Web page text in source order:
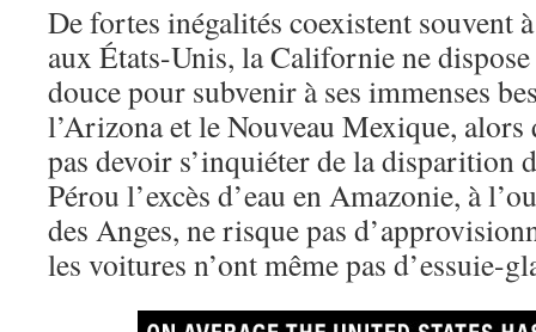
De fortes inégalités coexistent souvent
aux États-Unis, la Californie ne dispose
douce pour subvenir à ses immenses
l’Arizona et le Nouveau Mexique, alors
pas devoir s’inquiéter de la disparition
Pérou l’excès d’eau en Amazonie, à
des Anges, ne risque pas
les voitures n’ont même pas d’essuie-